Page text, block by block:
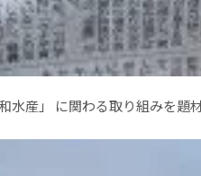
水産」 に関わる取り組みを題